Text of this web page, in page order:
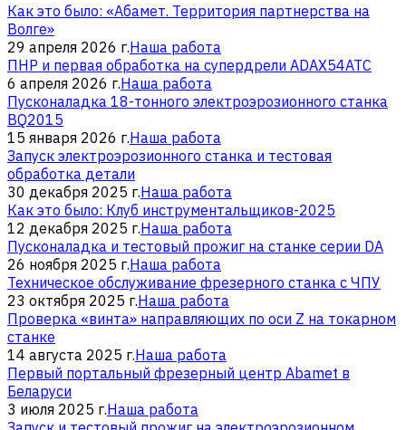
Как это было: «Абамет. Территория партнерства на
Волге»
29 апреля 2026 г.Наша работа
ПНР и первая обработка на супердрели ADAX54ATC
6 апреля 2026 г.Наша работа
Пусконаладка 18-тонного электроэрозионного станка
BQ2015
15 января 2026 г.Наша работа
Запуск электроэрозионного станка и тестовая
обработка детали
30 декабря 2025 г.Наша работа
Как это было: Клуб инструментальщиков-2025
12 декабря 2025 г.Наша работа
Пусконаладка и тестовый прожиг на станке серии DA
26 ноября 2025 г.Наша работа
Техническое обслуживание фрезерного станка с ЧПУ
23 октября 2025 г.Наша работа
Проверка «винта» направляющих по оси Z на токарном
станке
14 августа 2025 г.Наша работа
Первый портальный фрезерный центр Abamet в
Беларуси
3 июля 2025 г.Наша работа